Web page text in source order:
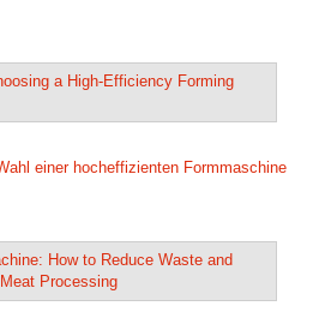
einer hocheffizienten Formmaschine